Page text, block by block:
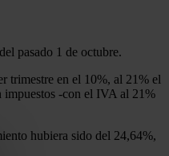
pasado 1 de octubre.
trimestre en el 10%, al 21% el
impuestos -con el IVA al 21%
hubiera sido del 24,64%,